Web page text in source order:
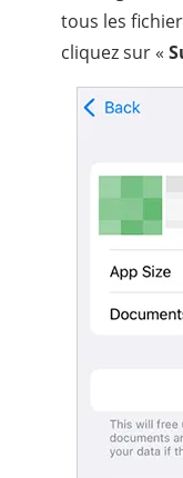
tous les
cliquez sur «